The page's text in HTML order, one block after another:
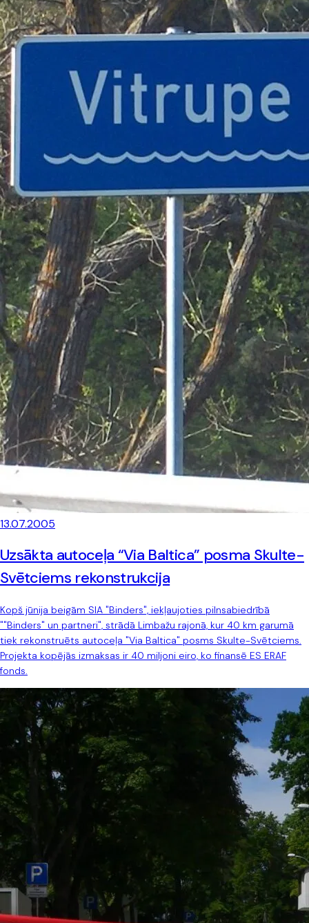
13.07.2005
Uzsākta autoceļa “Via Baltica” posma Skulte-
Svētciems rekonstrukcija
Kopš jūnija beigām SIA "Binders", iekļaujoties pilnsabiedrībā
""Binders" un partneri", strādā Limbažu rajonā, kur 40 km garumā
tiek rekonstruēts autoceļa "Via Baltica" posms Skulte-Svētciems.
Projekta kopējās izmaksas ir 40 miljoni eiro, ko finansē ES ERAF
fonds.